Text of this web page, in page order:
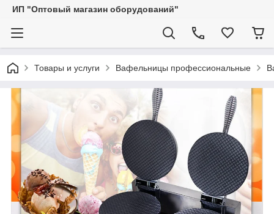
ИП "Оптовый магазин оборудований"
Товары и услуги Вафельницы профессиональные